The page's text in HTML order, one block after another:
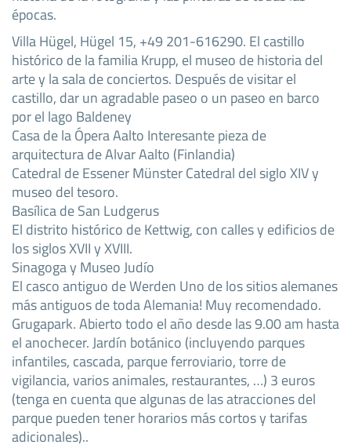
épocas.
Villa Hügel, Hügel 15, +49 201-616290. El castillo
histórico de la familia Krupp, el museo de historia del
arte y la sala de conciertos. Después de visitar el
castillo, dar un agradable paseo o un paseo en barco
por el lago Baldeney
Casa de la Ópera Aalto Interesante pieza de
arquitectura de Alvar Aalto (Finlandia)
Catedral de Essener Münster Catedral del siglo XIV y
museo del tesoro.
Basílica de San Ludgerus
El distrito histórico de Kettwig, con calles y edificios de
los siglos XVII y XVIII.
Sinagoga y Museo Judío
El casco antiguo de Werden Uno de los sitios alemanes
más antiguos de toda Alemania! Muy recomendado.
Grugapark. Abierto todo el año desde las 9.00 am hasta
el anochecer. Jardín botánico (incluyendo parques
infantiles, cascada, parque ferroviario, torre de
vigilancia, varios animales, restaurantes, …) 3 euros
(tenga en cuenta que algunas de las atracciones del
parque pueden tener horarios más cortos y tarifas
adicionales)..